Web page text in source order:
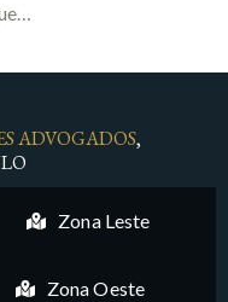
ADVOGADOS,
Zona Leste
Zona Oeste